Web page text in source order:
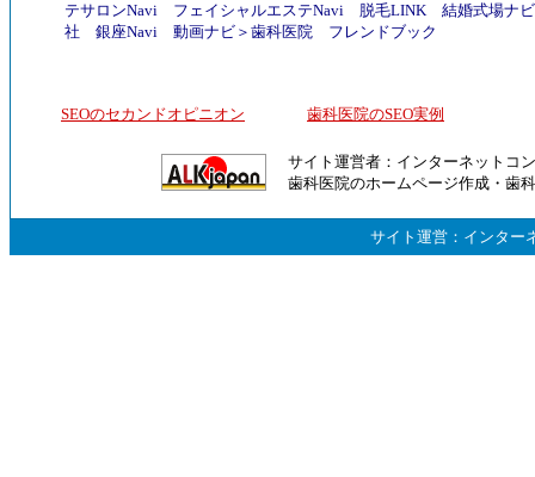
テサロンNavi
フェイシャルエステNavi 脱毛LINK
結婚式場ナビ
社
銀座Navi 動画ナビ ＞ 歯科医院 フレンドブック
SEOのセカンドオピニオン 歯科医院のSEO実例
サイト運営者： インターネットコ
歯科医院のホームページ作成 ・ 歯
サイト運営： インター